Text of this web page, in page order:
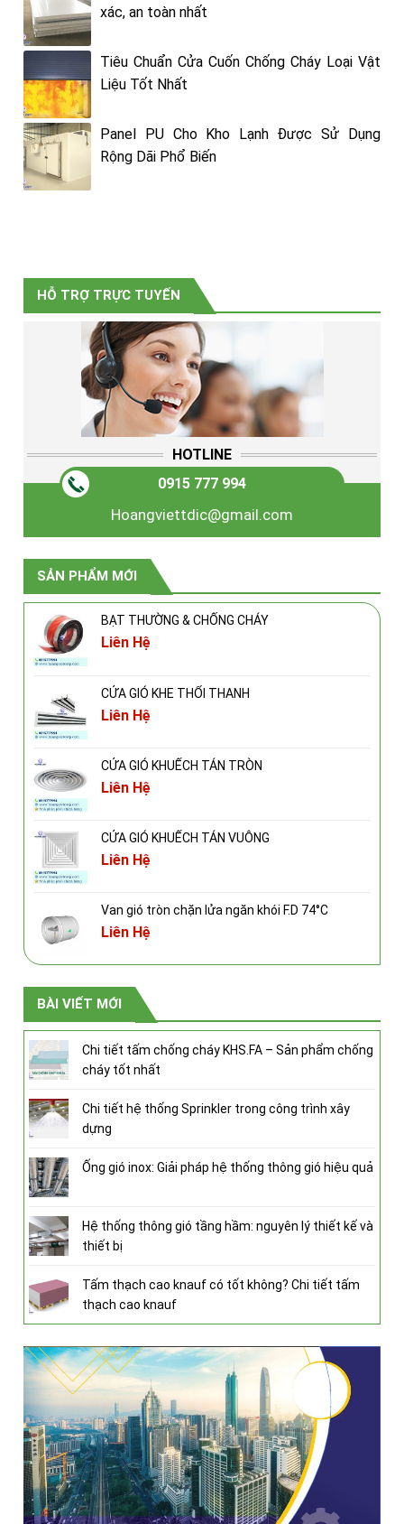
xác, an toàn nhất
Tiêu Chuẩn Cửa Cuốn Chống Cháy Loại Vật
Liệu Tốt Nhất
Panel PU Cho Kho Lạnh Được Sử Dụng
Rộng Dãi Phổ Biến
HỖ TRỢ TRỰC TUYẾN
HOTLINE
0915 777 994
Hoangviettdic@gmail.com
SẢN PHẨM MỚI
BẠT THƯỜNG & CHỐNG CHÁY
Liên Hệ
CỬA GIÓ KHE THỔI THANH
Liên Hệ
CỬA GIÓ KHUẾCH TÁN TRÒN
Liên Hệ
CỬA GIÓ KHUẾCH TÁN VUÔNG
Liên Hệ
Van gió tròn chặn lửa ngăn khói F.D 74°C
Liên Hệ
BÀI VIẾT MỚI
Chi tiết tấm chống cháy KHS.FA – Sản phẩm chống
cháy tốt nhất
Chi tiết hệ thống Sprinkler trong công trình xây
dựng
Ống gió inox: Giải pháp hệ thống thông gió hiệu quả
Hệ thống thông gió tầng hầm: nguyên lý thiết kế và
thiết bị
Tấm thạch cao knauf có tốt không? Chi tiết tấm
thạch cao knauf